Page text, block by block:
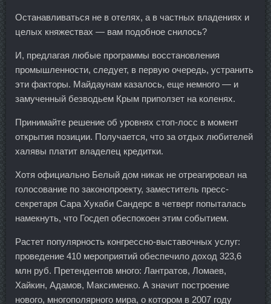
Останавливаться не в отелях, а в частных владениях и
целых княжествах — вам подобное снилось?
И, предлагая любые программы восстановления
промышленности, следует, в первую очередь, устранить
эти факторы. Майдаунам казалось, еще немного — и
замученный безводьем Крым приползет на коленях.
Принимайте решение об уровнях стоп-лосс в момент
открытия позиции. Получается, что за отдых любителей
халявы платит владелец кредитки.
Хотя официально Белый дом никак не отреагировал на
голосование по законопроекту, заместитель пресс-
секретаря Сара Хукаби Сандерс в четверг попыталась
намекнуть, что Госдеп обеспокоен этим событием.
Растет популярность конгрессно-выставочных услуг:
проведение 410 мероприятий обеспечило доход 323,6
млн руб. Претендентов много: Лантратов, Ломаев,
Хайкин, Адамов, Максименко. А значит построение
нового, многополярного мира, о котором в 2007 году